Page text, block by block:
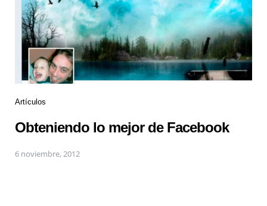
Artículos
Obteniendo lo mejor de Facebook
6 noviembre, 2012